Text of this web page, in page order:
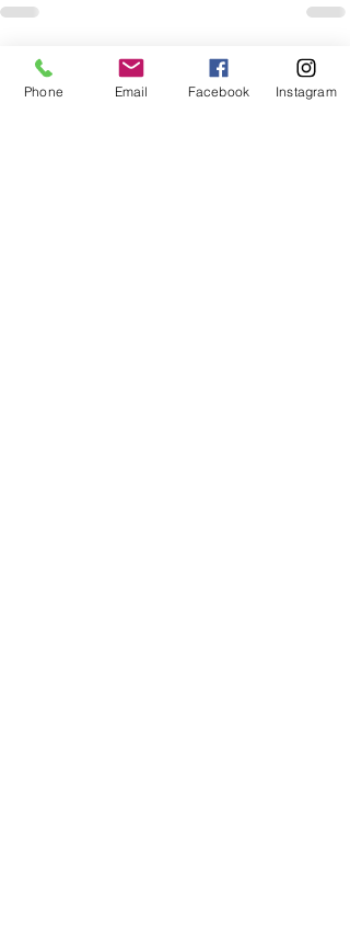
Post recenti Mostra tutti
Phone Email Facebook Instagram